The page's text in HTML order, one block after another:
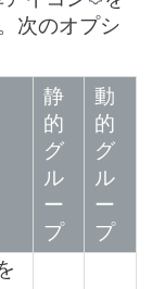
次のオプシ
静
的
グ
ル
ー
プ
動
的
グ
ル
ー
プ